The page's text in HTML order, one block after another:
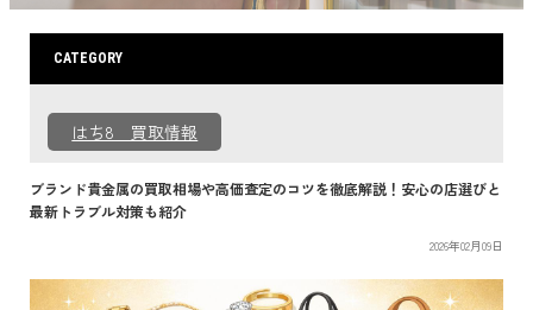
CATEGORY
はち8 買取情報
ブランド貴金属の買取相場や高価査定のコツを徹底解説！安心の店選びと
最新トラブル対策も紹介
2026年02月09日